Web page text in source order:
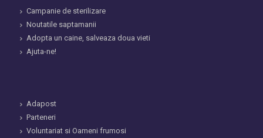
Campanie de sterilizare
Noutatile saptamanii
Adopta un caine, salveaza doua vieti
Ajuta-ne!
Adapost
Parteneri
Voluntariat si Oameni frumosi